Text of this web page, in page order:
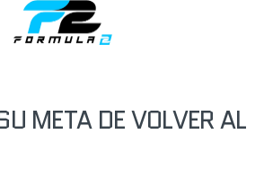
META DE VOLVER AL